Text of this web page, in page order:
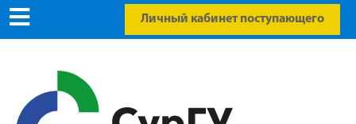
Личный кабинет поступающего